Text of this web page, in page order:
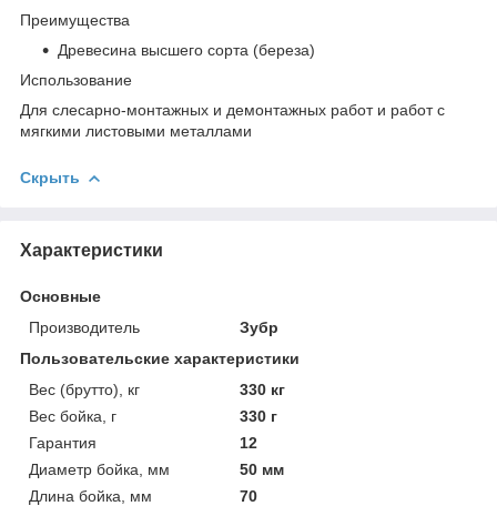
Преимущества
Древесина высшего сорта (береза)
Использование
Для слесарно-монтажных и демонтажных работ и работ с
мягкими листовыми металлами
Скрыть
Характеристики
Основные
Производитель
Зубр
Пользовательские характеристики
Вес (брутто), кг
330 кг
Вес бойка, г
330 г
Гарантия
12
Диаметр бойка, мм
50 мм
Длина бойка, мм
70